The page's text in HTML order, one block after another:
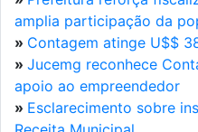
amplia participação da
» Contagem atinge U$$
» Jucemg reconhece
apoio ao empreendedor
» Esclarecimento sobre